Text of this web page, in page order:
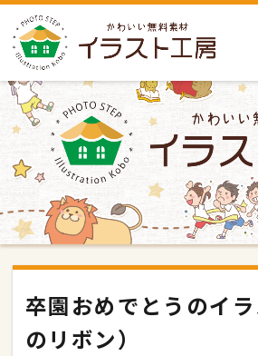
卒園おめでとうのイ
のリボン）